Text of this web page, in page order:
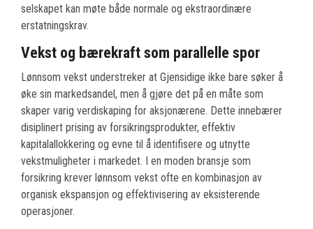
selskapet kan møte både normale og ekstraordinære
erstatningskrav.
Vekst og bærekraft som parallelle spor
Lønnsom vekst understreker at Gjensidige ikke bare søker å
øke sin markedsandel, men å gjøre det på en måte som
skaper varig verdiskaping for aksjonærene. Dette innebærer
disiplinert prising av forsikringsprodukter, effektiv
kapitalallokkering og evne til å identifisere og utnytte
vekstmuligheter i markedet. I en moden bransje som
forsikring krever lønnsom vekst ofte en kombinasjon av
organisk ekspansjon og effektivisering av eksisterende
operasjoner.